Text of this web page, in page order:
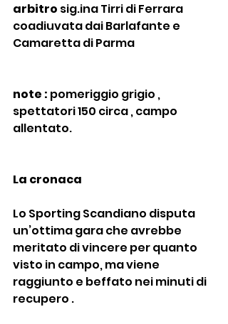
arbitro sig.ina Tirri di Ferrara
coadiuvata dai Barlafante e
Camaretta di Parma
note : pomeriggio grigio ,
spettatori 150 circa , campo
allentato.
La cronaca
Lo Sporting Scandiano disputa
un’ottima gara che avrebbe
meritato di vincere per quanto
visto in campo, ma viene
raggiunto e beffato nei minuti di
recupero .